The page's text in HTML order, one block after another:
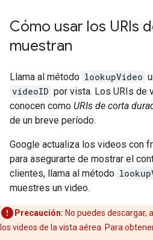
Cómo usar los URIs
muestran
Llama al método lookupVideo
videoID por vista. Los URIs de
conocen como URIs de corta
de un breve período.
Google actualiza los videos con
para asegurarte de mostrar el
clientes, llama al método
muestres un video.
Precaución: No puedes descargar,
los videos de la vista aérea. Para